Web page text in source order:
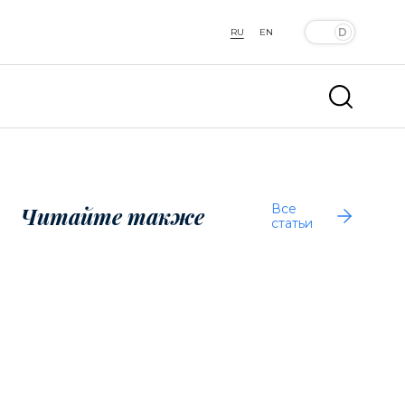
RU EN
Читайте также
Все
статьи